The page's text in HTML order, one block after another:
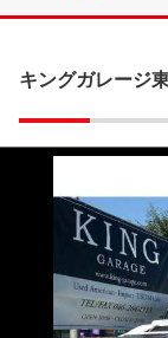
キングガレージ